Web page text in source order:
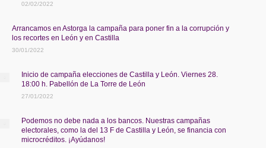
02/02/2022
Arrancamos en Astorga la campaña para poner fin a la corrupción y
los recortes en León y en Castilla
30/01/2022
Inicio de campaña elecciones de Castilla y León. Viernes 28.
18:00 h. Pabellón de La Torre de León
27/01/2022
Podemos no debe nada a los bancos. Nuestras campañas
electorales, como la del 13 F de Castilla y León, se financia con
microcréditos. ¡Ayúdanos!